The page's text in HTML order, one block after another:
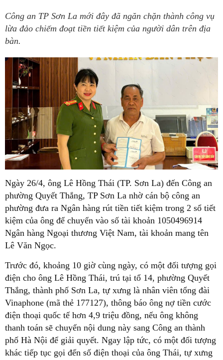
Công an TP Sơn La mới đây đã ngăn chặn thành công vụ
lừa đảo chiếm đoạt tiền tiết kiệm của người dân trên địa
bàn.
Ngày 26/4, ông Lê Hồng Thái (TP. Sơn La) đến Công an
phường Quyết Thắng, TP Sơn La nhờ cán bộ công an
phường đưa ra Ngân hàng rút tiền tiết kiệm trong 2 sổ tiết
kiệm của ông để chuyển vào số tài khoản 1050496914
Ngân hàng Ngoại thương Việt Nam, tài khoản mang tên
Lê Văn Ngọc.
Trước đó, khoảng 10 giờ cùng ngày, có một đối tượng gọi
điện cho ông Lê Hồng Thái, trú tại tổ 14, phường Quyết
Thắng, thành phố Sơn La, tự xưng là nhân viên tổng đài
Vinaphone (mã thẻ 177127), thông báo ông nợ tiền cước
điện thoại quốc tế hơn 4,9 triệu đồng, nếu ông không
thanh toán sẽ chuyển nội dung này sang Công an thành
phố Hà Nội để giải quyết. Ngay lập tức, có một đối tượng
khác tiếp tục gọi đến số điện thoại của ông Thái, tự xưng